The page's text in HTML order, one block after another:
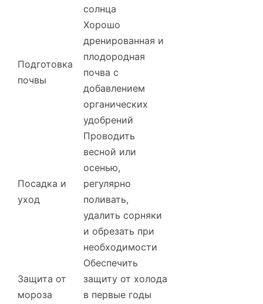
солнца
Подготовка
почвы
Хорошо
дренированная и
плодородная
почва с
добавлением
органических
удобрений
Посадка и
уход
Проводить
весной или
осенью,
регулярно
поливать,
удалить сорняки
и обрезать при
необходимости
Защита от
мороза
Обеспечить
защиту от холода
в первые годы